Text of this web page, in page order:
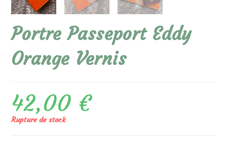
Portre Passeport Eddy
Orange Vernis
42,00 €
Rupture de stock